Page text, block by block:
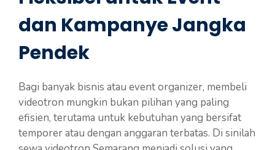
dan Kampanye Jangka
Pendek
Bagi banyak bisnis atau event organizer, membeli
videotron mungkin bukan pilihan yang paling
efisien, terutama untuk kebutuhan yang bersifat
temporer atau dengan anggaran terbatas. Di sinilah